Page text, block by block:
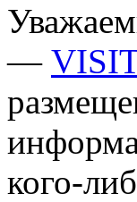
—
кого-